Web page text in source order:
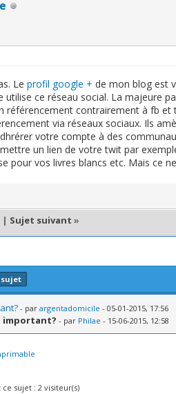
Le profil google + de mon blog est
utilise ce réseau social. La majeure
référencement contrairement à fb
via réseaux sociaux. Ils
votre compte à des
un lien de votre twit par
pour vos livres blancs etc. Mais ce
| Sujet suivant »
sujet
- par argentadomicile - 05-01-2015, 17:56
important? - par Philae - 15-06-2015, 12:58
sujet : 2 visiteur(s)